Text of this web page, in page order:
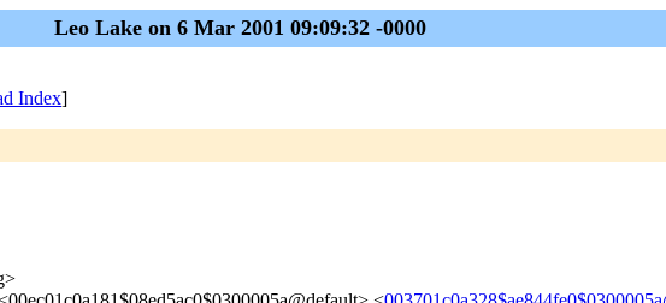
Leo Lake on 6 Mar 2001 09:09:32 -0000
Index]